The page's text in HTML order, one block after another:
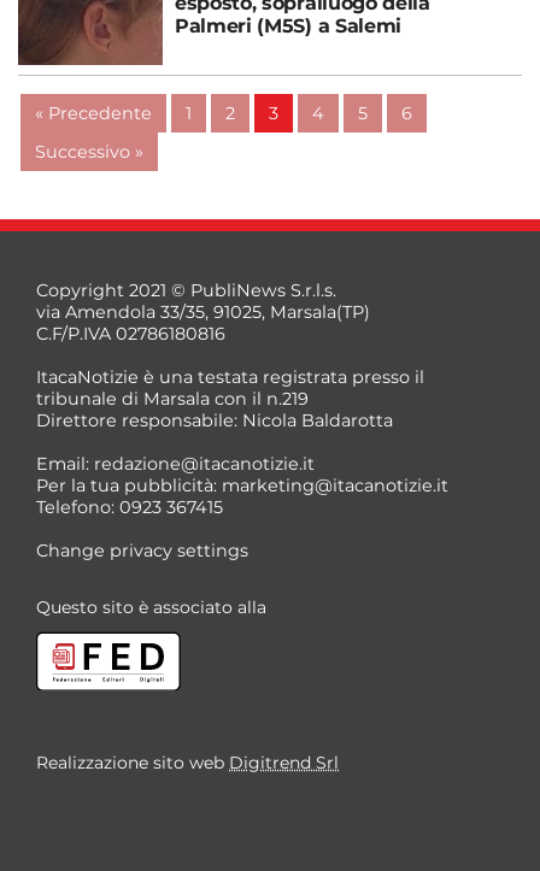
Palmeri (M5S) a Salemi
« Precedente 1 2 3 4 5
6
Successivo »
Copyright 2021 © PubliNews S.r.l.s.
via Amendola 33/35, 91025, Marsala(TP)
C.F/P.IVA 02786180816
ItacaNotizie è una testata registrata presso il
tribunale di Marsala con il n.219
Direttore responsabile: Nicola Baldarotta
Email: redazione@itacanotizie.it
Per la tua pubblicità: marketing@itacanotizie.it
Telefono: 0923 367415
Change privacy settings
Questo sito è associato alla
Realizzazione sito web Digitrend Srl